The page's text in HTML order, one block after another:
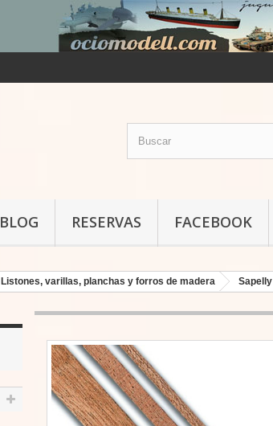
BLOG RESERVAS FACEBOOK
Listones, varillas, planchas y forros de madera Sapelly